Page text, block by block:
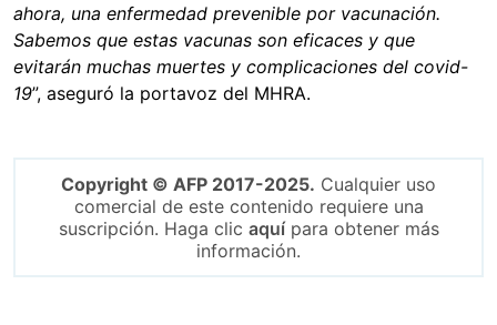
ahora, una enfermedad prevenible por vacunación.
Sabemos que estas vacunas son eficaces y que
evitarán muchas muertes y complicaciones del covid-
19”, aseguró la portavoz del MHRA.
Copyright © AFP 2017-2025. Cualquier uso
comercial de este contenido requiere una
suscripción. Haga clic aquípara obtener más
información.